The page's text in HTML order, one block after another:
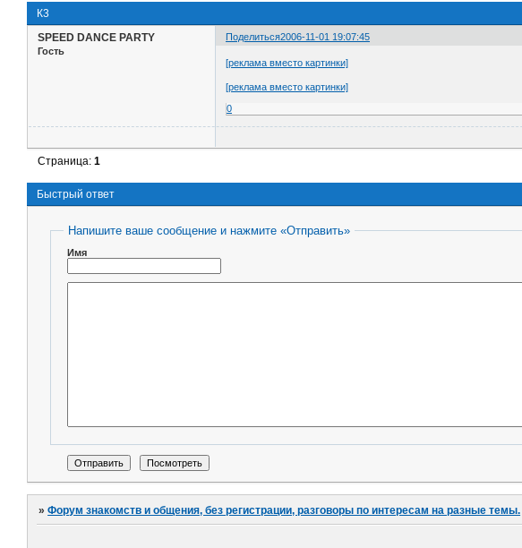
К3
Поделиться2006-11-01 19:07:45
SPEED DANCE PARTY
Гость
[реклама вместо картинки]
[реклама вместо картинки]
0
Страница:1
Быстрый ответ
Напишите ваше сообщение и нажмите «Отправить»
Имя
»Форум знакомств и общения, без регистрации, разговоры по интересам на разные темы.